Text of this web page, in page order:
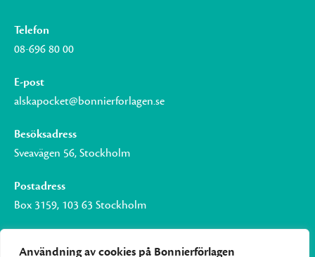
Användning av cookies på Bonnierförlagen
Telefon
08-696 80 00
E-post
alskapocket@bonnierforlagen.se
Besöksadress
Sveavägen 56, Stockholm
Postadress
Box 3159, 103 63 Stockholm